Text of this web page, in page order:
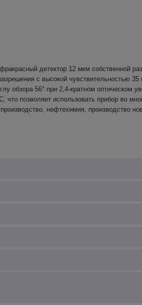
детектор 12 мкм собственной
с высокой чувствительностью 35
обзора 56° при 2,4-кратном оптическом
позволяет использовать прибор во
нефтехимия, производство